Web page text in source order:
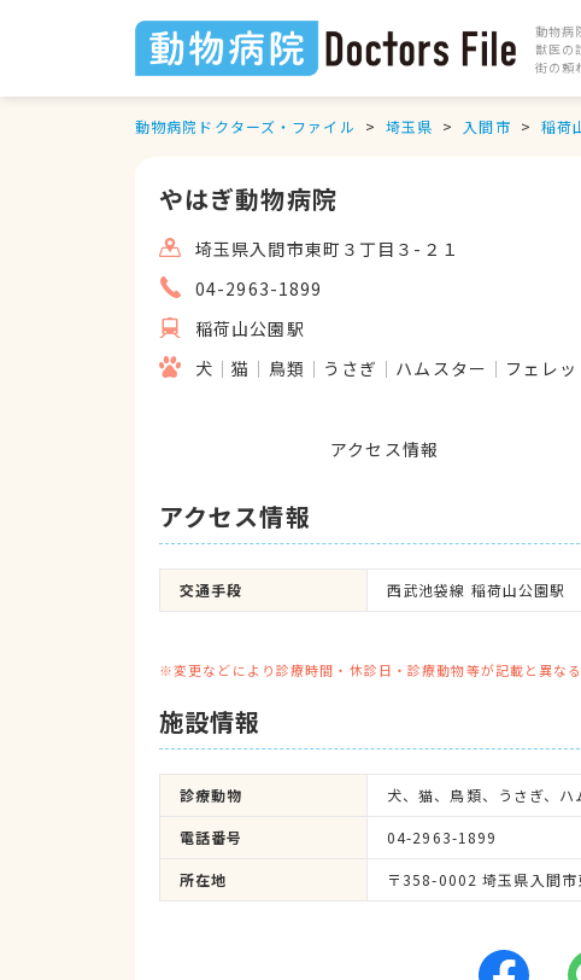
動物病
獣医の
街の頼
動物病院ドクターズ・ファイル 埼玉県 入間市 稲荷
やはぎ動物病院
埼玉県入間市東町３丁目３-２１
04-2963-1899
稲荷山公園駅
犬
猫 鳥類 うさぎ ハムスター フェレッ
アクセス情報
アクセス情報
交通手段 西武池袋線 稲荷山公園駅
※変更などにより診療時間・休診日・診療動物等が記載と異な
施設情報
診療動物 犬、猫、鳥類、うさぎ、
電話番号 04-2963-1899
所在地 〒358-0002 埼玉県入間市